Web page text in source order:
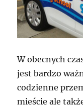
W obecnych
jest bardzo
codzienne
mieście ale